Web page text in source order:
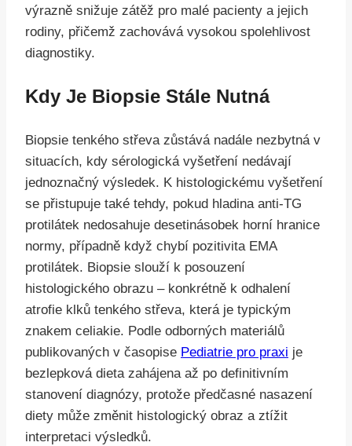
výrazně snižuje zátěž pro malé pacienty a jejich
rodiny, přičemž zachovává vysokou spolehlivost
diagnostiky.
Kdy Je Biopsie Stále Nutná
Biopsie tenkého střeva zůstává nadále nezbytná v
situacích, kdy sérologická vyšetření nedávají
jednoznačný výsledek. K histologickému vyšetření
se přistupuje také tehdy, pokud hladina anti-TG
protilátek nedosahuje desetinásobek horní hranice
normy, případně když chybí pozitivita EMA
protilátek. Biopsie slouží k posouzení
histologického obrazu – konkrétně k odhalení
atrofie klků tenkého střeva, která je typickým
znakem celiakie. Podle odborných materiálů
publikovaných v časopise Pediatrie pro praxi je
bezlepková dieta zahájena až po definitivním
stanovení diagnózy, protože předčasné nasazení
diety může změnit histologický obraz a ztížit
interpretaci výsledků.